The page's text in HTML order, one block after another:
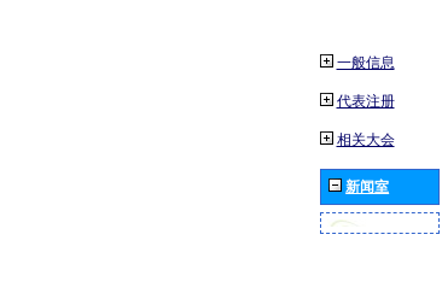
一般信息
代表注册
相关大会
新闻室